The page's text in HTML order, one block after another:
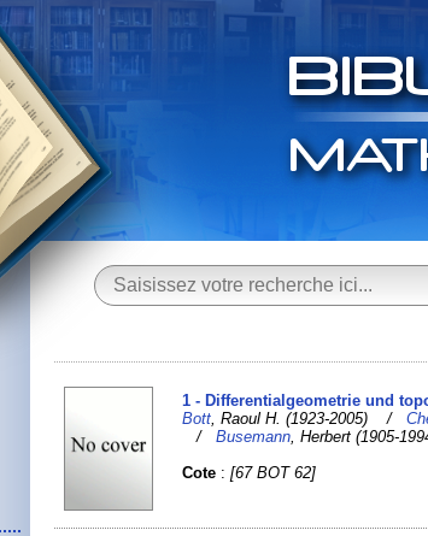
1 - Differentialgeometrie und
Bott , Raoul H. (1923-2005) /
/Busemann , Herbert (1905-
Cote :[67 BOT 62]